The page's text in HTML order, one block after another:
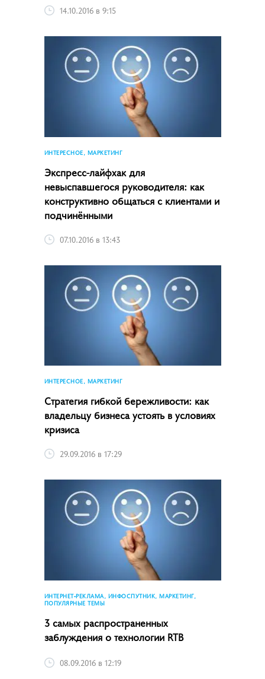
14.10.2016 в 9:15
ИНТЕРЕСНОЕ, МАРКЕТИНГ
Экспресс-лайфхак для
невыспавшегося руководителя: как
конструктивно общаться с клиентами и
подчинёнными
07.10.2016 в 13:43
ИНТЕРЕСНОЕ, МАРКЕТИНГ
Стратегия гибкой бережливости: как
владельцу бизнеса устоять в условиях
кризиса
29.09.2016 в 17:29
ИНТЕРНЕТ-РЕКЛАМА, ИНФОСПУТНИК, МАРКЕТИНГ,
ПОПУЛЯРНЫЕ ТЕМЫ
3 самых распространенных
заблуждения о технологии RTB
08.09.2016 в 12:19